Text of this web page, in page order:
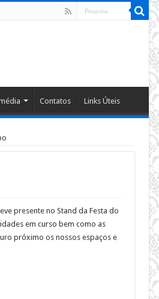
Contatos Links Úteis
presente no Stand da Festa do
em curso bem como as
próximo os nossos espaços e